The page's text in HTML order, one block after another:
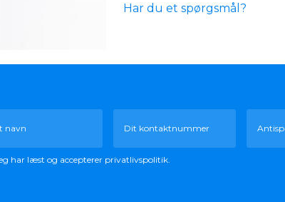
Har du et spørgsmål?
har læst og accepterer privatlivspolitik.